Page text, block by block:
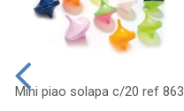
Mini piao solapa c/20 ref 863